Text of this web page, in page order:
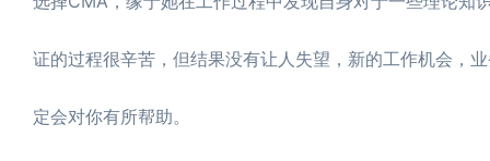
证的过程很辛苦，但结果没有让人失望，新的工作机会，
定会对你有所帮助。